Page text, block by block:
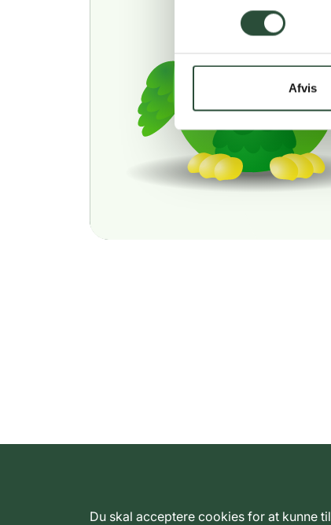
Afvis
Du skal acceptere cookies for at kunne